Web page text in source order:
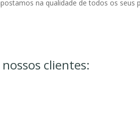
na qualidade de todos os
clientes: